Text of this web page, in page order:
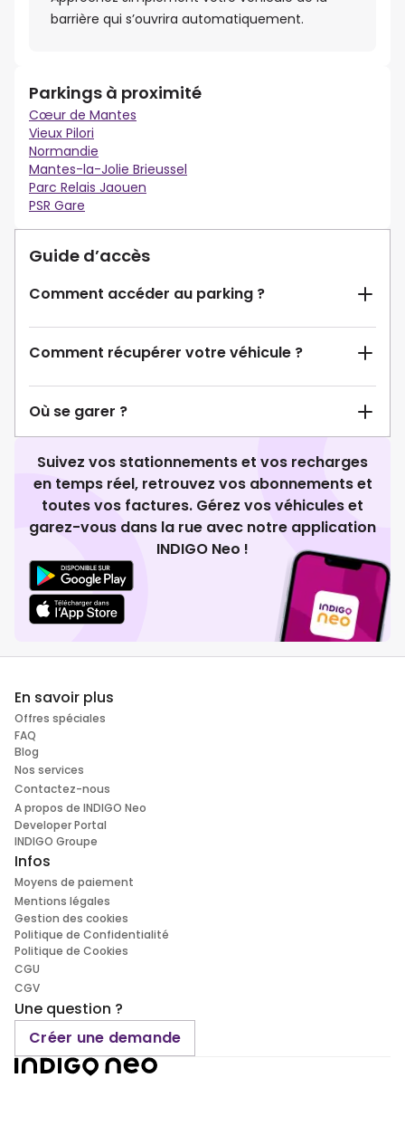
barrière qui s’ouvrira automatiquement.
Parkings à proximité
Cœur de Mantes
Vieux Pilori
Normandie
Mantes-la-Jolie Brieussel
Parc Relais Jaouen
PSR Gare
Guide d’accès
Comment accéder au parking ?
Comment récupérer votre véhicule ?
Où se garer ?
Suivez vos stationnements et vos recharges
en temps réel, retrouvez vos abonnements et
toutes vos factures. Gérez vos véhicules et
garez-vous dans la rue avec notre application
INDIGO Neo !
En savoir plus
Offres spéciales
FAQ
Blog
Nos services
Contactez-nous
A propos de INDIGO Neo
Developer Portal
INDIGO Groupe
Infos
Moyens de paiement
Mentions légales
Gestion des cookies
Politique de Confidentialité
Politique de Cookies
CGU
CGV
Une question ?
Créer une demande